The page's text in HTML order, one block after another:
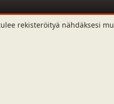
rekisteröityä nähdäksesi